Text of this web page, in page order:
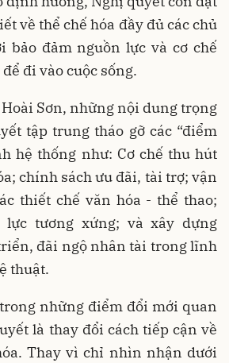
về thể chế hóa đầy đủ các chủ
bảo đảm nguồn lực và cơ chế
đi vào cuộc sống.
Hoài Sơn, những nội dung trọng
tập trung tháo gỡ các “điểm
hệ thống như: Cơ chế thu hút
chính sách ưu đãi, tài trợ; vận
thiết chế văn hóa - thể thao;
lực tương xứng; và xây dựng
đãi ngộ nhân tài trong lĩnh
thuật.
những điểm đổi mới quan
là thay đổi cách tiếp cận về
Thay vì chỉ nhìn nhận dưới